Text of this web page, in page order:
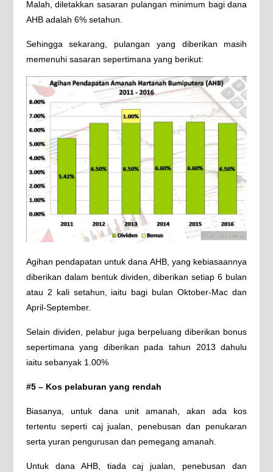
Malah, diletakkan sasaran pulangan minimum bagi dana
AHB adalah 6% setahun.
Sehingga sekarang, pulangan yang diberikan masih
memenuhi sasaran sepertimana yang berikut:
Agihan pendapatan untuk dana AHB, yang kebiasaannya
diberikan dalam bentuk dividen, diberikan setiap 6 bulan
atau 2 kali setahun, iaitu bagi bulan Oktober-Mac dan
April-September.
Selain dividen, pelabur juga berpeluang diberikan bonus
sepertimana yang diberikan pada tahun 2013 dahulu
iaitu sebanyak 1.00%
#5 – Kos pelaburan yang rendah
Biasanya, untuk dana unit amanah, akan ada kos
tertentu seperti caj jualan, penebusan dan penukaran
serta yuran pengurusan dan pemegang amanah.
Untuk dana AHB, tiada caj jualan, penebusan dan